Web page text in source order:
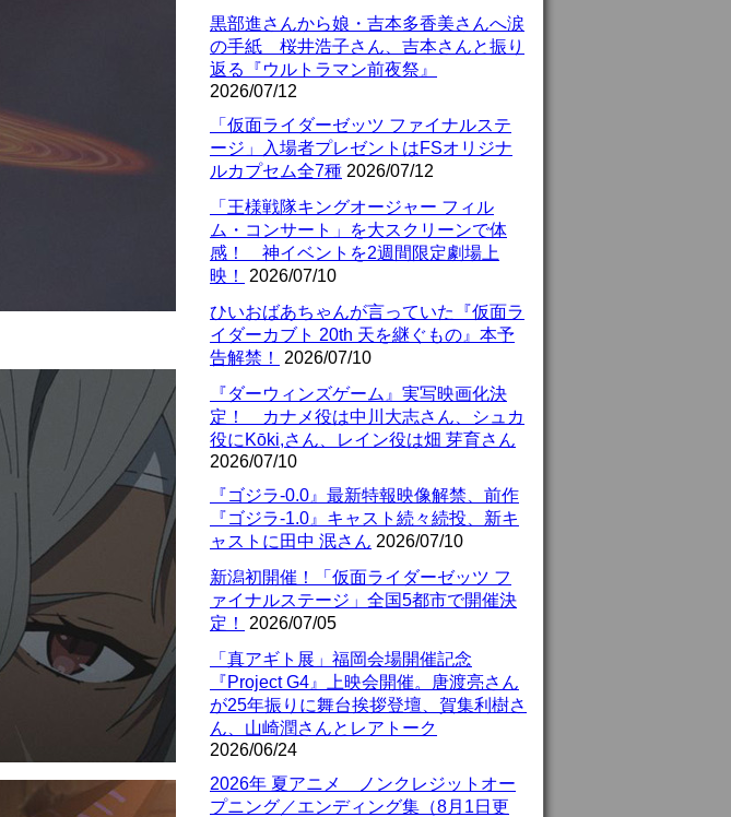
黒部進さんから娘・吉本多香美さんへ涙
の手紙 桜井浩子さん、吉本さんと振り
返る『ウルトラマン前夜祭』
2026/07/12
「仮面ライダーゼッツ ファイナルステ
ージ」入場者プレゼントはFSオリジナ
ルカプセム全7種 2026/07/12
「王様戦隊キングオージャー フィル
ム・コンサート」を大スクリーンで体
感！ 神イベントを2週間限定劇場上
映！
2026/07/10
ひいおばあちゃんが言っていた『仮面ラ
イダーカブト 20th 天を継ぐもの』本予
告解禁！
2026/07/10
『ダーウィンズゲーム』実写映画化決
定！ カナメ役は中川大志さん、シュカ
役にKōki,さん、レイン役は畑 芽育さん
2026/07/10
『ゴジラ-0.0』最新特報映像解禁、前作
『ゴジラ-1.0』キャスト続々続投、新キ
ャストに田中 泯さん 2026/07/10
新潟初開催！「仮面ライダーゼッツ フ
ァイナルステージ」全国5都市で開催決
定！
2026/07/05
「真アギト展」福岡会場開催記念
『Project G4』上映会開催。唐渡亮さん
が25年振りに舞台挨拶登壇、賀集利樹さ
ん、山崎潤さんとレアトーク
2026/06/24
2026年 夏アニメ ノンクレジットオー
プニング／エンディング集（8月1日更